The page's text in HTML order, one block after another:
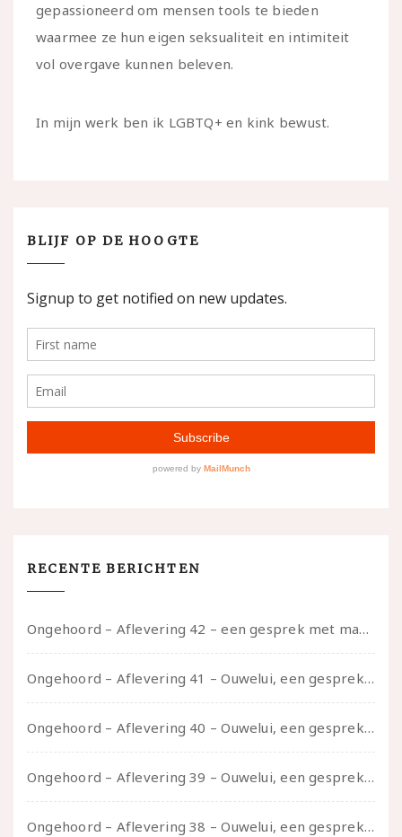
gepassioneerd om mensen tools te bieden
waarmee ze hun eigen seksualiteit en intimiteit
vol overgave kunnen beleven.
In mijn werk ben ik LGBTQ+ en kink bewust.
BLIJF OP DE HOOGTE
RECENTE BERICHTEN
Ongehoord – Aflevering 42 – een gesprek met marijn over seksueel opbloeien, het ouderschap uitvinden en verschillende leeftijden in je mee dragen
Ongehoord – Aflevering 41 – Ouwelui, een gesprek met Marcelle over polyamorie op latere leeftijd, (mantel)zorg voor je partners en seksueel plezier.
Ongehoord – Aflevering 40 – Ouwelui, een gesprek met Sadie Lune over vormende relaties en de geschiedenis van de queer pornobeweging
Ongehoord – Aflevering 39 – Ouwelui, een gesprek met Pepijn en Ivo over hun regenbooggezin, eigenzinnig ouder worden en Cruise Control
Ongehoord – Aflevering 38 – Ouwelui, een gesprek met vreer over behoefte aan geborgenheid en het behouden van je idealen